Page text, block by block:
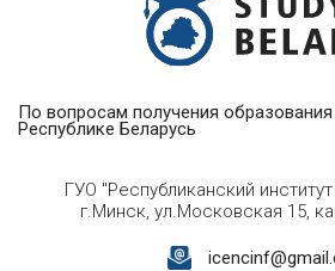
По вопросам получения
Республике Беларусь
ГУО "Республиканский
г.Минск, ул.Московская 15,